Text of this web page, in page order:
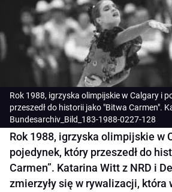
Rok 1988, igrzyska olimpijskie w Calgary i
przeszedł do historii jako "Bitwa Carmen".
Bundesarchiv_Bild_183-1988-0227-128
Rok 1988, igrzyska olimpijskie w
pojedynek, który przeszedł do
Carmen”. Katarina Witt z NRD i
zmierzyły się w rywalizacji, która